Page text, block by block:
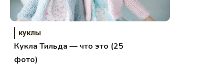
куклы
Кукла Тильда — что это (25
фото)